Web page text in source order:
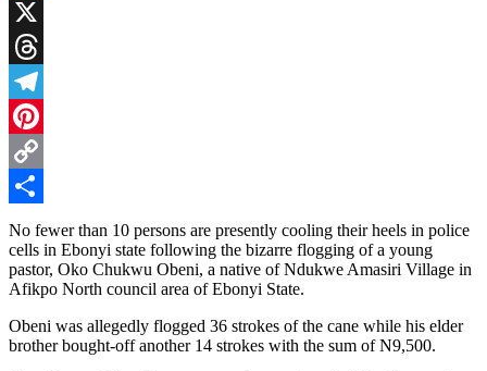
LinkedIn
X
Threads
Telegram
Pinterest
Copy
Link
Share
No fewer than 10 persons are presently cooling their heels in police
cells in Ebonyi state following the bizarre flogging of a young
pastor, Oko Chukwu Obeni, a native of Ndukwe Amasiri Village in
Afikpo North council area of Ebonyi State.
Obeni was allegedly flogged 36 strokes of the cane while his elder
brother bought-off another 14 strokes with the sum of N9,500.